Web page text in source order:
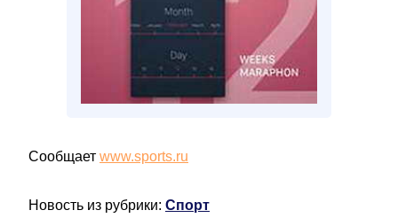
Сообщает www.sports.ru
Новость из рубрики: Спорт